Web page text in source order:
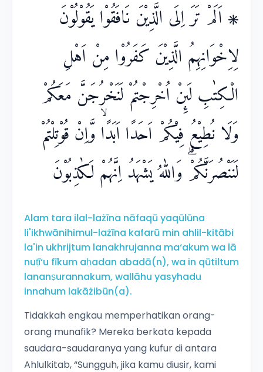
۞ اَلَمْ تَرَ اِلَى الَّذِيْنَ نَافَقُوْا يَقُوْلُوْنَ
لِاِخْوَانِهِمُ الَّذِيْنَ كَفَرُوْا مِنْ اَهْلِ
الْكِتٰبِ لَىِٕنْ اُخْرِجْتُمْ لَنَخْرُجَنَّ مَعَكُمْ
وَلَا نُطِيْعُ فِيْكُمْ اَحَدًا اَبَدًاۙ وَّاِنْ قُوْتِلْتُمْ
لَنَنْصُرَنَّكُمْۗ وَاللّٰهُ يَشْهَدُ اِنَّهُمْ لَكٰذِبُوْنَ
Alam tara ilal-lażīna nāfaqū yaqūlūna
li'ikhwānihimul-lażīna kafarū min ahlil-kitābi
la'in ukhrijtum lanakhrujanna ma‘akum wa lā
nuṭī‘u fīkum aḥadan abadā(n), wa in qūtiltum
lananṣurannakum, wallāhu yasyhadu
innahum lakāżibūn(a).
Tidakkah engkau memperhatikan orang-
orang munafik? Mereka berkata kepada
saudara-saudaranya yang kufur di antara
Ahlulkitab, “Sungguh, jika kamu diusir, kami